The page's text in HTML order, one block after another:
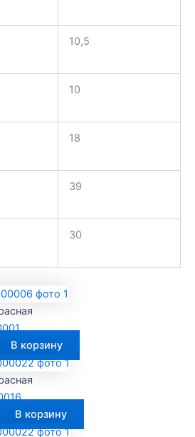
10,5
10
18
39
30
В корзину
В корзину